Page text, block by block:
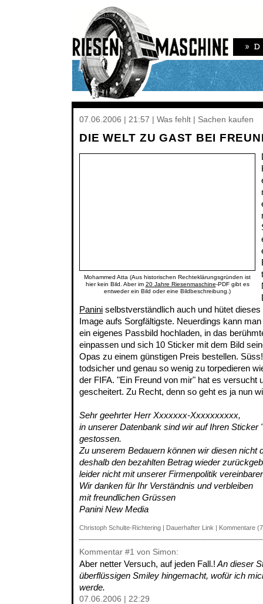
07.06.2006 | 21:57 | Was fehlt | Sachen kaufen
DIE WELT ZU GAST BEI
Mohammed Atta (Aus historischen Rechteklärungsgründen ist
hier kein Bild. Aber im 20 Jahre Riesenmaschine-PDF gibt es
entweder ein Bild oder eine Bildbeschreibung.)
Panini selbstverständlich auch und hütet
Image aufs Sorgfältigste. Neuerdings kann
ein eigenes Passbild hochladen, in das
einpassen und sich 10 Sticker mit dem Bild
Opas zu einem günstigen Preis bestellen.
todsicher und genau so wenig zu torpedieren
der FIFA. "Ein Freund von mir" hat es versucht
gescheitert. Zu Recht, denn so geht es ja nun
Sehr geehrter Herr Xxxxxxx-Xxxxxxxxxx,
in unserer Datenbank sind wir auf Ihren Sticker
gestossen.
Zu unserem Bedauern können wir diesen nicht
deshalb den bezahlten Betrag wieder
leider nicht mit unserer Firmenpolitik
Wir danken für Ihr Verständnis und verbleiben
mit freundlichen Grüssen
Panini New Media
Christoph Schulte-Richtering | Dauerhafter Link | Kommentare
Kommentar #1 von Simon:
Aber netter Versuch, auf jeden Fall.! An dieser
überflüssigen Smiley hingemacht, wofür ich
werde.
07.06.2006 | 22:29